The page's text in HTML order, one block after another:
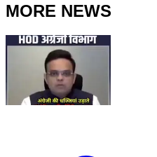
MORE NEWS